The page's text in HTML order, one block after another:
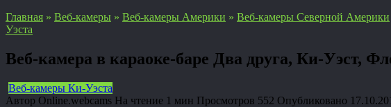
Главная » Веб-камеры » Веб-камеры Америки » Веб-камеры Северной Америки
Уэста
Веб-камера в караоке-баре Два друга, Ки-Уэст,
Веб-камеры Ки-Уэста
Автор Online.webcams На чтение 1 мин Просмотров 552 Опубликовано